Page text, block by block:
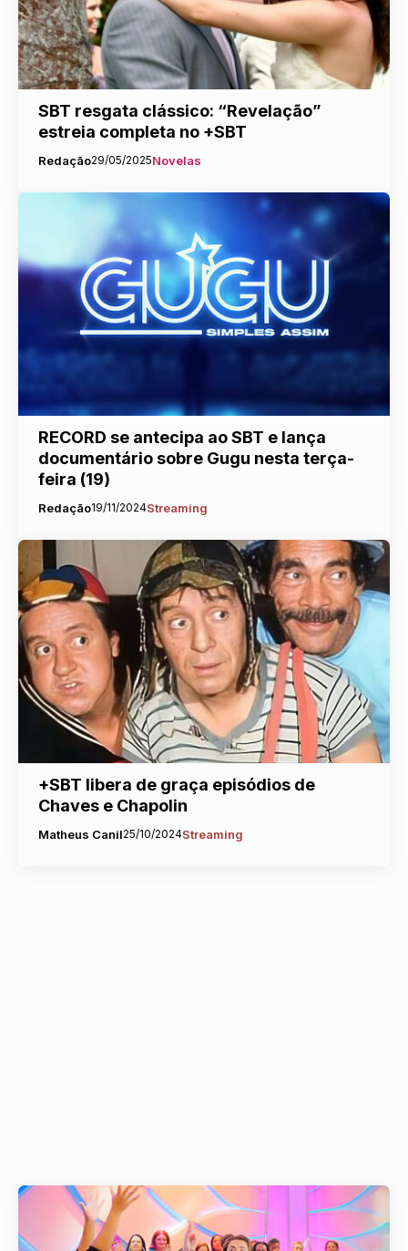
SBT resgata clássico: “Revelação”
estreia completa no +SBT
Redação29/05/2025Novelas
RECORD se antecipa ao SBT e lança
documentário sobre Gugu nesta terça-
feira (19)
Redação19/11/2024Streaming
+SBT libera de graça episódios de
Chaves e Chapolin
Matheus Canil25/10/2024Streaming